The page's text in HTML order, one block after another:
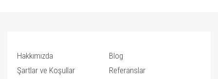
Hakkımızda
Şartlar ve Koşullar
Blog
Referanslar